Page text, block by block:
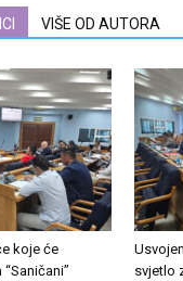
VIŠE OD AUTORA
koje će
svjetlo